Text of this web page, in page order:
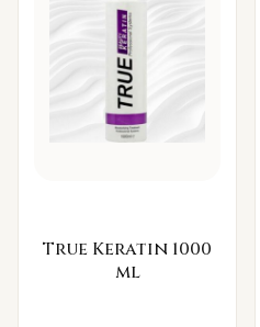
True Keratin 1000
ml